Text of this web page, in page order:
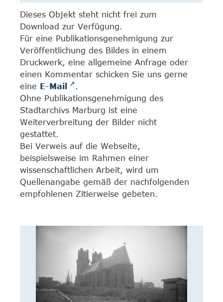
Dieses Objekt steht nicht frei zum
Download zur Verfügung.
Für eine Publikationsgenehmigung zur
Veröffentlichung des Bildes in einem
Druckwerk, eine allgemeine Anfrage oder
einen Kommentar schicken Sie uns gerne
eine E-Mail
.
Ohne Publikationsgenehmigung des
Stadtarchivs Marburg ist eine
Weiterverbreitung der Bilder nicht
gestattet.
Bei Verweis auf die Webseite,
beispielsweise im Rahmen einer
wissenschaftlichen Arbeit, wird um
Quellenangabe gemäß der nachfolgenden
empfohlenen Zitierweise gebeten.